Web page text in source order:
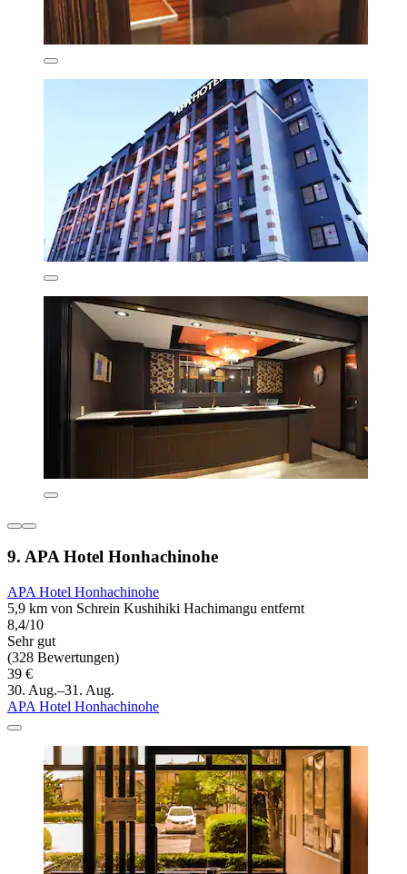
9. APA Hotel Honhachinohe
APA Hotel Honhachinohe
5,9 km von Schrein Kushihiki Hachimangu entfernt
8,4/10
Sehr gut
(328 Bewertungen)
39 €
30. Aug.–31. Aug.
APA Hotel Honhachinohe